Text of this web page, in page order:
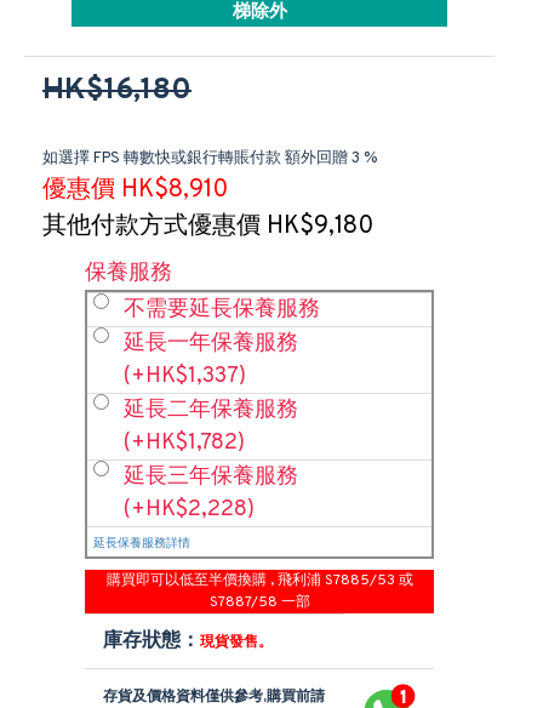
梯除外
HK$16,180
如選擇 FPS 轉數快或銀行轉賬付款 額外回贈 3 %
優惠價 HK$8,910
其他付款方式優惠價 HK$9,180
保養服務
不需要延長保養服務
延長一年保養服務
(+HK$1,337)
延長二年保養服務
(+HK$1,782)
延長三年保養服務
(+HK$2,228)
延長保養服務詳情
購買即可以低至半價換購 , 飛利浦 S7885/53 或
S7887/58 一部
庫存狀態： 現貨發售。
存貨及價格資料僅供參考,購買前請